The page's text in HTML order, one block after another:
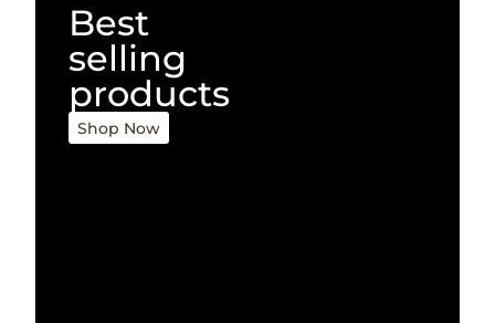
Best
selling
products
Shop Now